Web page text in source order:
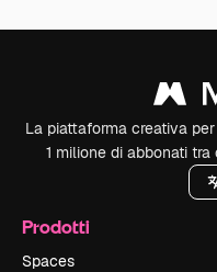
La piattaforma creativa
1 milione di abbonati
Prodotti
Spaces